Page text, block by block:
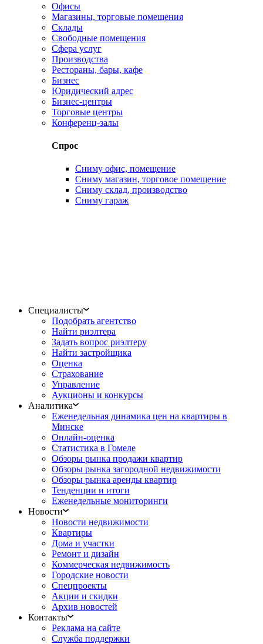
Офисы
Магазины, торговые помещения
Склады
Свободные помещения
Сфера услуг
Производства
Рестораны, бары, кафе
Бизнес
Юридический адрес
Бизнес-центры
Торговые центры
Конференц-залы
Спрос
Сниму офис, помещение
Сниму магазин, торговое помещение
Сниму склад, производство
Сниму гараж
Специалисты
Подобрать агентство
Найти риэлтера
Задать вопрос риэлтеру
Найти застройщика
Оценка
Страхование
Управление
Аукционы и конкурсы
Аналитика
Еженедельная динамика цен на квартиры в
Минске
Онлайн-оценка
Статистика в Гомеле
Обзоры рынка продажи квартир
Обзоры рынка загородной недвижимости
Обзоры рынка аренды квартир
Тенденции и итоги
Еженедельные мониторинги
Новости
Новости недвижимости
Квартиры
Дома и участки
Ремонт и дизайн
Коммерческая недвижимость
Городские новости
Спецпроекты
Акции и скидки
Архив новостей
Контакты
Реклама на сайте
Служба поддержки